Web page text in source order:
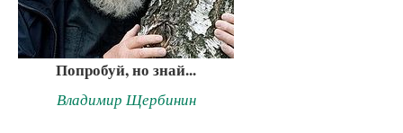
Попробуй, но знай...
Владимир Щербинин